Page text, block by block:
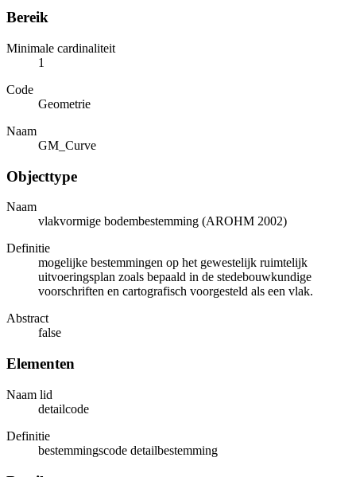
Bereik
Minimale cardinaliteit
1
Code
Geometrie
Naam
GM_Curve
Objecttype
Naam
vlakvormige bodembestemming (AROHM 2002)
Definitie
mogelijke bestemmingen op het gewestelijk ruimtelijk
uitvoeringsplan zoals bepaald in de stedebouwkundige
voorschriften en cartografisch voorgesteld als een vlak.
Abstract
false
Elementen
Naam lid
detailcode
Definitie
bestemmingscode detailbestemming